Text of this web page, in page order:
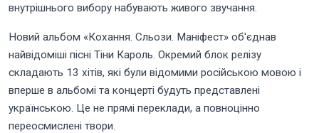
внутрішнього вибору набувають живого звучання.
Новий альбом «Кохання. Сльози. Маніфест» об'єднав
найвідоміші пісні Тіни Кароль. Окремий блок релізу
складають 13 хітів, які були відомими російською мовою і
вперше в альбомі та концерті будуть представлені
українською. Це не прямі переклади, а повноцінно
переосмислені твори.